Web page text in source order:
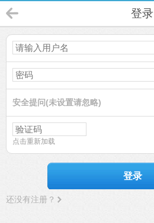
登录
安全提问(未设置请忽略)
点击重新加载
登录
还没有注册？